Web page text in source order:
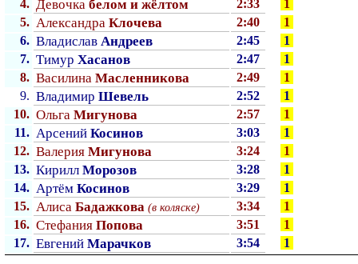
4. Девочка белом и жёлтом 2:33
1
5. Александра Клочева 2:40
1
6. Владислав Андреев 2:45
1
7. Тимур Хасанов 2:47
1
8. Василина Масленникова 2:49
1
9. Владимир Шевель 2:52
1
10. Ольга Мигунова 2:57
1
11. Арсений Косинов 3:03
1
12. Валерия Мигунова 3:24
1
13. Кирилл Морозов 3:28
1
14. Артём Косинов 3:29
1
15. Алиса Бадажкова (в коляске) 3:34
1
16. Стефания Попова 3:51
1
17. Евгений Марачков 3:54 1